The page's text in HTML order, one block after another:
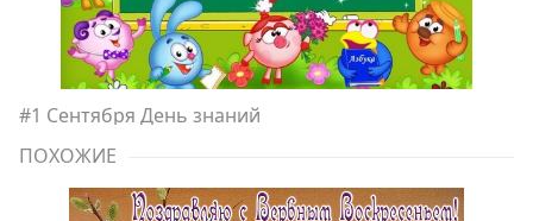
#1 Сентября День знаний
ПОХОЖИЕ